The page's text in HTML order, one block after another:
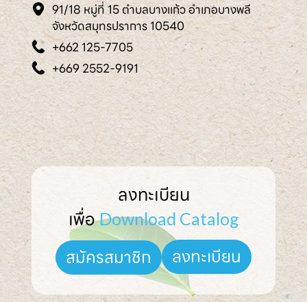
91/18 หมู่ที่ 15 ตำบลบางแก้ว อำเภอบางพลี
จังหวัดสมุทรปราการ 10540
+662 125-7705
+669 2552-9191
ลงทะเบียน
เพื่อ Download Catalog
สมัครสมาชิก ลงทะเบียน